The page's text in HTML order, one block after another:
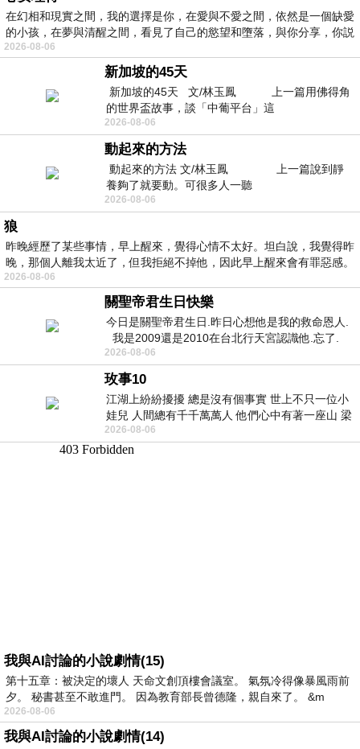
在幻相和現實之間，我的選擇是你，在愛與不愛之間，依然是一個缺愛
的小孩，在夢與清醒之間，看見了自己的慾望和墮落，與你分享，你説
2026-08-06
新加坡的45天
新加坡的45天 文/林玉鳳 上一篇用佛得角
的世界盃故事，談「中葡平台」這
2026-08-06
動起來的方法
動起來的方法 文/林玉鳳 上一篇說到靜
養夠了就要動。可很多人一聽
2026-08-06
狼
昨晚經歷了某些事情，早上醒來，覺得心情不太好。坦白說，我覺得昨
晚，那個人離我太近了，但我拒絕不掉他，因此早上醒來會有罪惡感。
2026-08-06
關聖帝君生日快樂
今日是關聖帝君生日.昨日心想他是我的救命恩人.
我是2009還是2010在台北行天宮認識他.忘了.
一個奇摩交友的網友學
2026-08-06
玫事10
江湖上紛紛擾擾 總是沒有個事實 世上不只一位小
娃兒 人間總有千千萬萬人 他們心中有著一座山 梁
山佛山泰華衡恆嵩 一山之高
2026-08-06
我與AI討論的小說劇情(15)
第十五章：被決定的壞人 天命文創頂樓會議室。 氣氛冷得像暴風雨前
夕。 秘書甚至不敢進門。 因為教育部長曾德隆，親自來了。 &m
2026-08-06
我與AI討論的小說劇情(14)